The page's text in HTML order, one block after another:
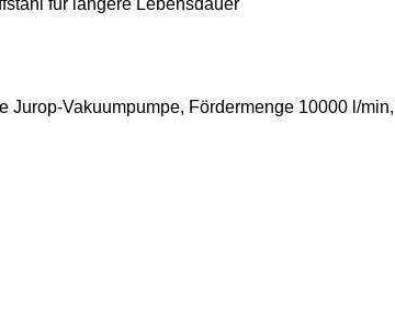
für längere Lebensdauer
Jurop-Vakuumpumpe, Fördermenge 10000 l/